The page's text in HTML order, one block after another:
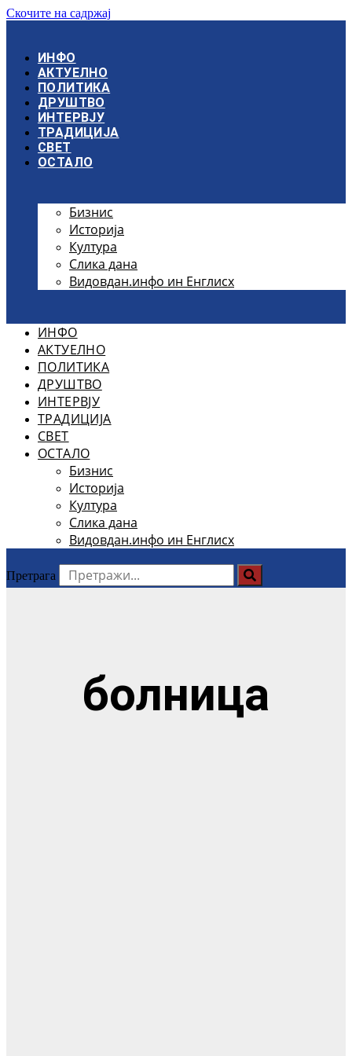
Скочите на садржај
ИНФО
АКТУЕЛНО
ПОЛИТИКА
ДРУШТВО
ИНТЕРВЈУ
ТРАДИЦИЈА
СВЕТ
ОСТАЛО
Бизнис
Историја
Култура
Слика дана
Видовдан.инфо ин Енглисх
ИНФО
АКТУЕЛНО
ПОЛИТИКА
ДРУШТВО
ИНТЕРВЈУ
ТРАДИЦИЈА
СВЕТ
ОСТАЛО
Бизнис
Историја
Култура
Слика дана
Видовдан.инфо ин Енглисх
Претрага
болница